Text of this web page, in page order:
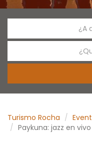
¿A
Turismo Rocha
Paykuna: jazz en vivo